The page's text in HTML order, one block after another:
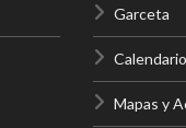
Garceta
Mapas y